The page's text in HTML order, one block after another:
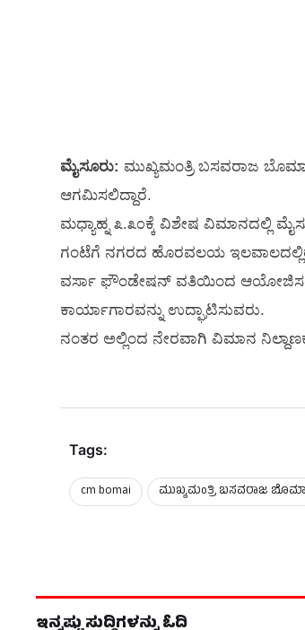
ಮೈಸೂರು: ಮುಖ್ಯಮಂತ್ರಿ ಬಸವರಾಜ
ಆಗಮಿಸಲಿದ್ದಾರೆ.
ಮಧ್ಯಾಹ್ನ ೩.೩೦ಕ್ಕೆ ವಿಶೇಷ ವಿಮಾನದಲ್ಲಿ
ಗಂಟೆಗೆ ನಗರದ ಹೊರವಲಯ
ವರ್ಸಾ ಫೌಂಡೇಷನ್ ವತಿಯಿಂದ
ಕಾರ್ಯಾಗಾರವನ್ನು ಉದ್ಘಾಟಿಸುವರು.
ನಂತರ ಅಲ್ಲಿಂದ ನೇರವಾಗಿ ವಿಮಾನ
Tags:
cm bomai ಮುಖ್ಯಮಂತ್ರಿ ಬಸವರಾಜ
ಇನ್ನಷ್ಟು ಸುದ್ದಿಗಳನ್ನು ಓದಿ